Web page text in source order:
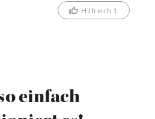
Vielen Dank an die
Hilfreich 1
einfach